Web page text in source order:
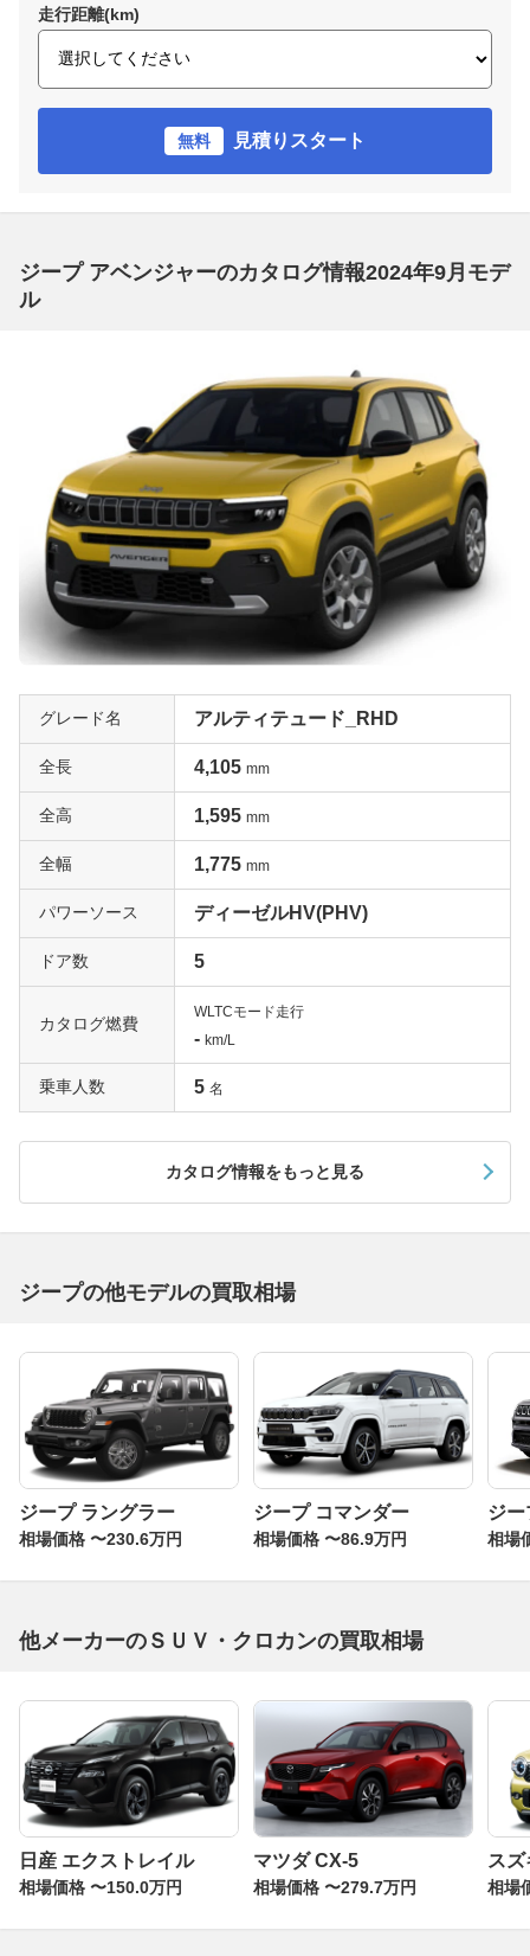
走行距離(km)
無料 見積りスタート
ジープ アベンジャーのカタログ情報2024年9月モデ
ル
グレード名 アルティテュード_RHD
全長 4,105 mm
全高 1,595 mm
全幅 1,775 mm
パワーソース ディーゼルHV(PHV)
ドア数 5
カタログ燃費
WLTCモード走行
- km/L
乗車人数 5 名
カタログ情報をもっと見る
ジープの他モデルの買取相場
ジープ ラングラー
相場価格 〜230.6万円
ジープ コマンダー
相場価格 〜86.9万円
ジー
相場
他メーカーのＳＵＶ・クロカンの買取相場
日産 エクストレイル
相場価格 〜150.0万円
マツダ CX-5
相場価格 〜279.7万円
スズ
相場